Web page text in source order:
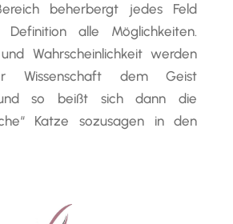
beherbergt jedes Feld
Definition alle Möglichkeiten.
Wahrscheinlichkeit werden
dem Geist
so beißt sich dann die
Katze sozusagen in den